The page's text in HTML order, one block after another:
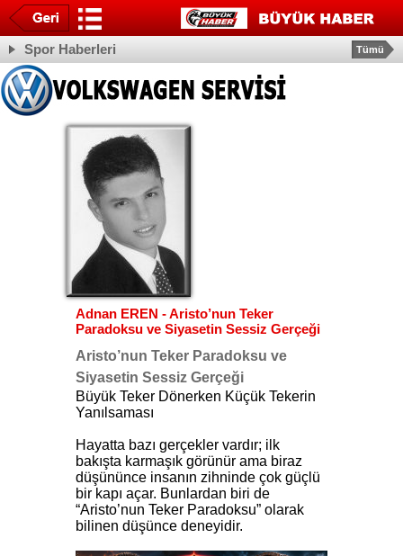
Spor Haberleri Tümü
Adnan EREN - Aristo’nun Teker
Paradoksu ve Siyasetin Sessiz Gerçeği
Aristo’nun Teker Paradoksu ve
Siyasetin Sessiz Gerçeği
Büyük Teker Dönerken Küçük Tekerin
Yanılsaması
Hayatta bazı gerçekler vardır; ilk
bakışta karmaşık görünür ama biraz
düşününce insanın zihninde çok güçlü
bir kapı açar. Bunlardan biri de
“Aristo’nun Teker Paradoksu” olarak
bilinen düşünce deneyidir.